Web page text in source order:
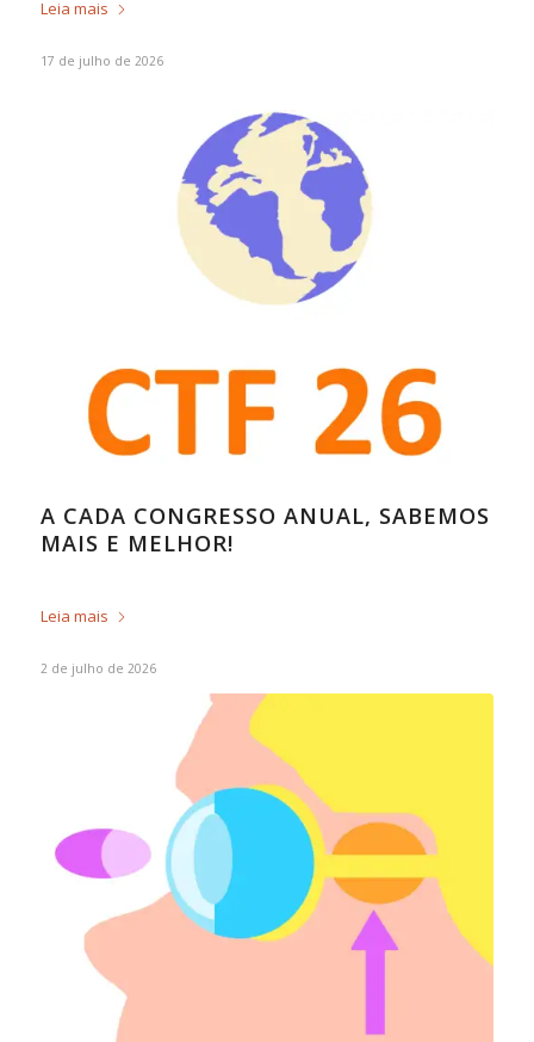
Leia mais
17 de julho de 2026
A CADA CONGRESSO ANUAL, SABEMOS
MAIS E MELHOR!
Leia mais
2 de julho de 2026